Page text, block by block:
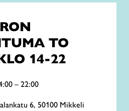
TO
14-22
– 22:00
6, 50100 Mikkeli